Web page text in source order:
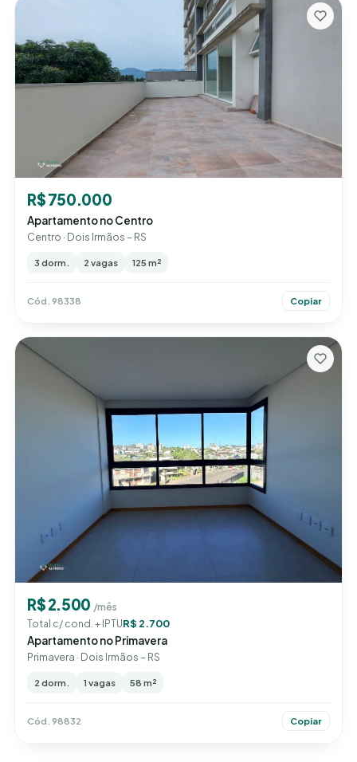
R$ 750.000
Apartamento no Centro
Centro · Dois Irmãos – RS
3 dorm. 2 vagas 125 m²
Cód. 98338 Copiar
R$ 2.500 /mês
Total c/ cond. + IPTUR$ 2.700
Apartamento no Primavera
Primavera · Dois Irmãos – RS
2 dorm. 1 vagas 58 m²
Cód. 98832 Copiar